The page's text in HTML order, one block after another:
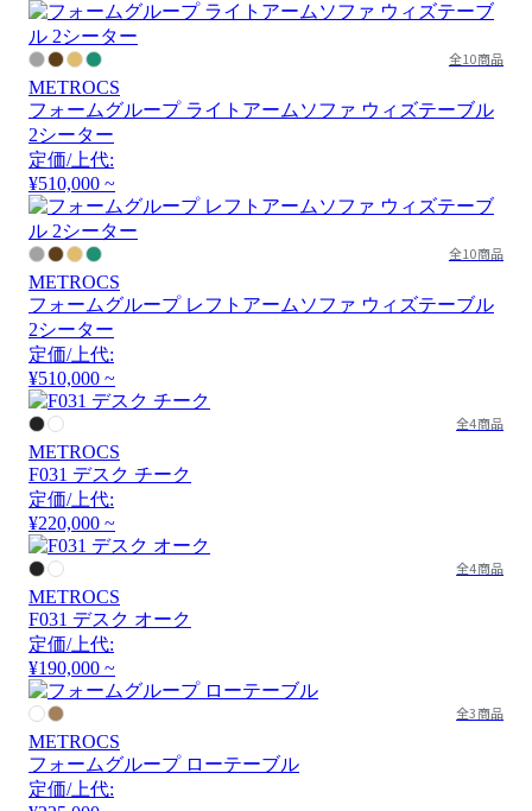
全10商品
METROCS
フォームグループ ライトアームソファ ウィズテーブル
2シーター
定価/上代:
¥510,000 ~
全10商品
METROCS
フォームグループ レフトアームソファ ウィズテーブル
2シーター
定価/上代:
¥510,000 ~
全4商品
METROCS
F031 デスク チーク
定価/上代:
¥220,000 ~
全4商品
METROCS
F031 デスク オーク
定価/上代:
¥190,000 ~
全3商品
METROCS
フォームグループ ローテーブル
定価/上代: